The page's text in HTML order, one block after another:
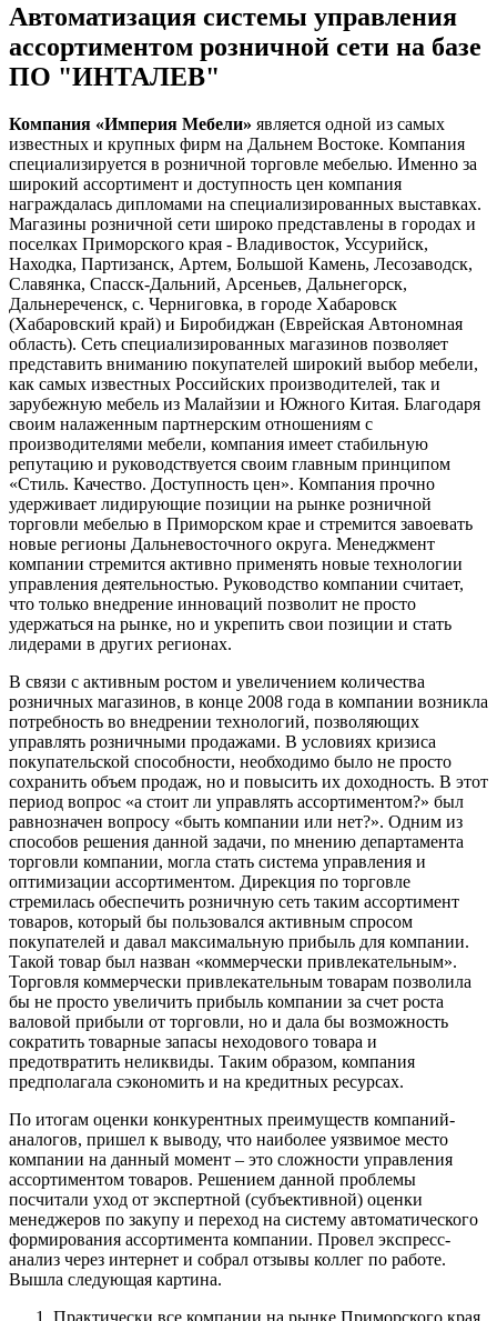
Автоматизация системы управления
ассортиментом розничной сети на базе
ПО "ИНТАЛЕВ"
Компания «Империя Мебели» является одной из самых
известных и крупных фирм на Дальнем Востоке. Компания
специализируется в розничной торговле мебелью. Именно за
широкий ассортимент и доступность цен компания
награждалась дипломами на специализированных выставках.
Магазины розничной сети широко представлены в городах и
поселках Приморского края - Владивосток, Уссурийск,
Находка, Партизанск, Артем, Большой Камень, Лесозаводск,
Славянка, Спасск-Дальний, Арсеньев, Дальнегорск,
Дальнереченск, с. Черниговка, в городе Хабаровск
(Хабаровский край) и Биробиджан (Еврейская Автономная
область). Сеть специализированных магазинов позволяет
представить вниманию покупателей широкий выбор мебели,
как самых известных Российских производителей, так и
зарубежную мебель из Малайзии и Южного Китая. Благодаря
своим налаженным партнерским отношениям с
производителями мебели, компания имеет стабильную
репутацию и руководствуется своим главным принципом
«Стиль. Качество. Доступность цен». Компания прочно
удерживает лидирующие позиции на рынке розничной
торговли мебелью в Приморском крае и стремится завоевать
новые регионы Дальневосточного округа. Менеджмент
компании стремится активно применять новые технологии
управления деятельностью. Руководство компании считает,
что только внедрение инноваций позволит не просто
удержаться на рынке, но и укрепить свои позиции и стать
лидерами в других регионах.
В связи с активным ростом и увеличением количества
розничных магазинов, в конце 2008 года в компании возникла
потребность во внедрении технологий, позволяющих
управлять розничными продажами. В условиях кризиса
покупательской способности, необходимо было не просто
сохранить объем продаж, но и повысить их доходность. В этот
период вопрос «а стоит ли управлять ассортиментом?» был
равнозначен вопросу «быть компании или нет?». Одним из
способов решения данной задачи, по мнению департамента
торговли компании, могла стать система управления и
оптимизации ассортиментом. Дирекция по торговле
стремилась обеспечить розничную сеть таким ассортимент
товаров, который бы пользовался активным спросом
покупателей и давал максимальную прибыль для компании.
Такой товар был назван «коммерчески привлекательным».
Торговля коммерчески привлекательным товарам позволила
бы не просто увеличить прибыль компании за счет роста
валовой прибыли от торговли, но и дала бы возможность
сократить товарные запасы неходового товара и
предотвратить неликвиды. Таким образом, компания
предполагала сэкономить и на кредитных ресурсах.
По итогам оценки конкурентных преимуществ компаний-
аналогов, пришел к выводу, что наиболее уязвимое место
компании на данный момент – это сложности управления
ассортиментом товаров. Решением данной проблемы
посчитали уход от экспертной (субъективной) оценки
менеджеров по закупу и переход на систему автоматического
формирования ассортимента компании. Провел экспресс-
анализ через интернет и собрал отзывы коллег по работе.
Вышла следующая картина.
Практически все компании на рынке Приморского края,